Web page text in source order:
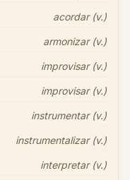
acordar (v.)
armonizar (v.)
improvisar (v.)
improvisar (v.)
instrumentar (v.)
instrumentalizar (v.)
interpretar (v.)